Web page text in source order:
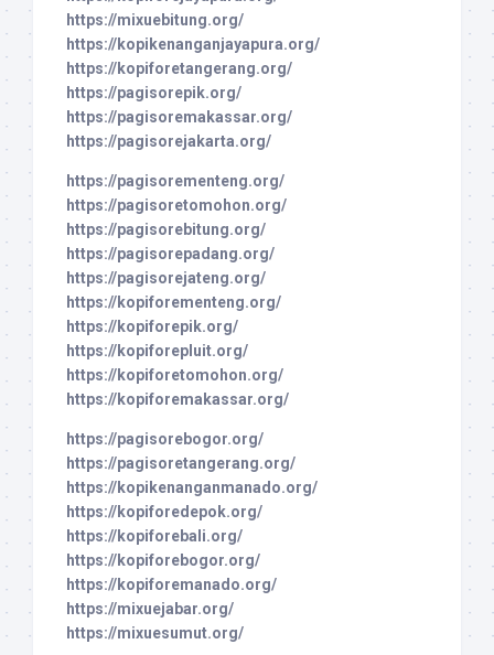
https://mixuebitung.org/
https://kopikenanganjayapura.org/
https://kopiforetangerang.org/
https://pagisorepik.org/
https://pagisoremakassar.org/
https://pagisorejakarta.org/
https://pagisorementeng.org/
https://pagisoretomohon.org/
https://pagisorebitung.org/
https://pagisorepadang.org/
https://pagisorejateng.org/
https://kopiforementeng.org/
https://kopiforepik.org/
https://kopiforepluit.org/
https://kopiforetomohon.org/
https://kopiforemakassar.org/
https://pagisorebogor.org/
https://pagisoretangerang.org/
https://kopikenanganmanado.org/
https://kopiforedepok.org/
https://kopiforebali.org/
https://kopiforebogor.org/
https://kopiforemanado.org/
https://mixuejabar.org/
https://mixuesumut.org/